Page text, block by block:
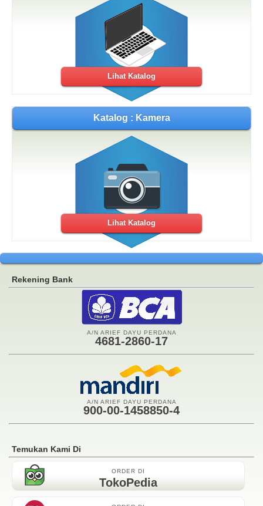
Lihat Katalog
Katalog : Kamera
Lihat Katalog
Rekening Bank
A/N ARIEF DAYU PERDANA
4681-2860-17
A/N ARIEF DAYU PERDANA
900-00-1458850-4
Temukan Kami Di
ORDER DI
TokoPedia